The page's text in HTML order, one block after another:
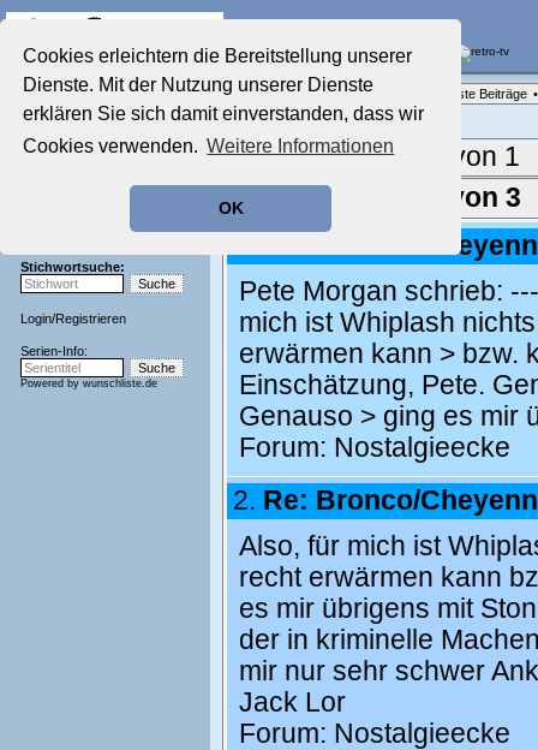
Cookies erleichtern die Bereitstellung unserer
Dienste. Mit der Nutzung unserer Dienste
erklären Sie sich damit einverstanden, dass wir
Cookies verwenden. Weitere Informationen
OK
Startseite
Aktuelles Forum
Film-Forum
Zeichentrick-Forum
Stichwortsuche:
Login/Registrieren
Serien-Info:
Powered by wunschliste.de
Forenliste • Themenübersicht Neueste Beiträge •
Aktuelle Seite:
1 von 1
Ergebnisse 1 - 3 von 3
Re: Bronco/
Pete Morgan schrieb:
mich ist Whiplash
erwärmen kann > bzw.
Einschätzung, Pete.
Genauso > ging es mir
Forum: Nostalgieecke
2. Re: Bronco/
Also, für mich ist
recht erwärmen kann
es mir übrigens mit
der in kriminelle
mir nur sehr schwer
Jack Lor
Forum: Nostalgieecke